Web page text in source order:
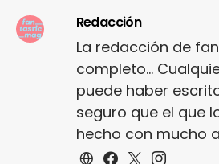
Redacción
La redacción de
completo...
puede haber
seguro que el que
hecho con mucho